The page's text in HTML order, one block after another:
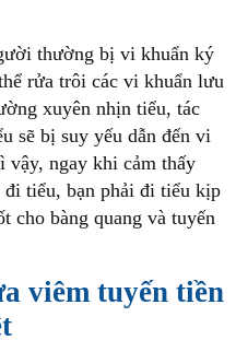
thường bị vi khuẩn ký
rửa trôi các vi khuẩn lưu
xuyên nhịn tiểu, tác
sẽ bị suy yếu dẫn đến vi
vậy, ngay khi cảm thấy
đi tiểu, bạn phải đi tiểu kịp
cho bàng quang và tuyến
viêm tuyến tiền